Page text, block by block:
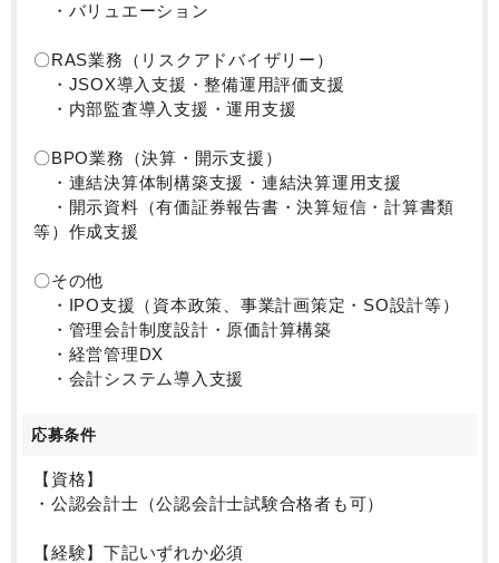
・バリュエーション
〇RAS業務（リスクアドバイザリー）
・JSOX導入支援・整備運用評価支援
・内部監査導入支援・運用支援
〇BPO業務（決算・開示支援）
・連結決算体制構築支援・連結決算運用支援
・開示資料（有価証券報告書・決算短信・計算書類
等）作成支援
〇その他
・IPO支援（資本政策、事業計画策定・SO設計等）
・管理会計制度設計・原価計算構築
・経営管理DX
・会計システム導入支援
応募条件
【資格】
・公認会計士（公認会計士試験合格者も可）
【経験】下記いずれか必須